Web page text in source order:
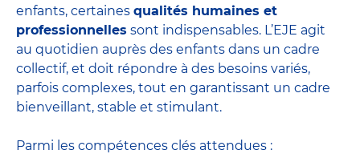
enfants, certaines qualités humaines et
professionnelles sont indispensables. L’EJE agit
au quotidien auprès des enfants dans un cadre
collectif, et doit répondre à des besoins variés,
parfois complexes, tout en garantissant un cadre
bienveillant, stable et stimulant.
Parmi les compétences clés attendues :